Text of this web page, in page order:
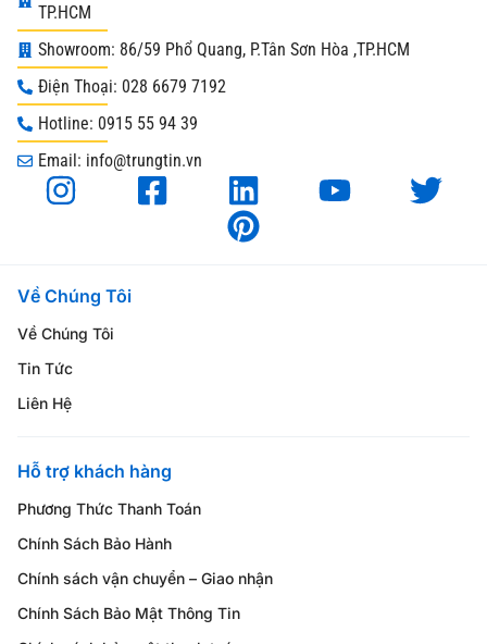
TP.HCM
Showroom: 86/59 Phổ Quang, P.Tân Sơn Hòa ,TP.HCM
Điện Thoại: 028 6679 7192
Hotline: 0915 55 94 39
Email: info@trungtin.vn
Về Chúng Tôi
Về Chúng Tôi
Tin Tức
Liên Hệ
Hỗ trợ khách hàng
Phương Thức Thanh Toán
Chính Sách Bảo Hành
Chính sách vận chuyển – Giao nhận
Chính Sách Bảo Mật Thông Tin